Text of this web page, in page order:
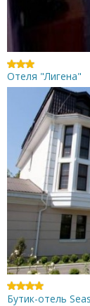
Отеля "Лигена"
Бутик-отель